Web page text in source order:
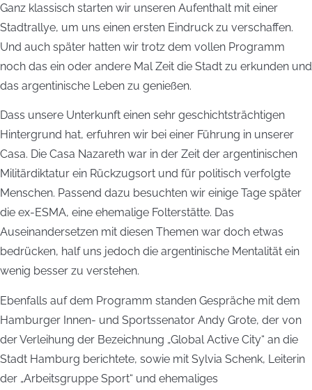
Ganz klassisch starten wir unseren Aufenthalt mit einer
Stadtrallye, um uns einen ersten Eindruck zu verschaffen.
Und auch später hatten wir trotz dem vollen Programm
noch das ein oder andere Mal Zeit die Stadt zu erkunden und
das argentinische Leben zu genießen.
Dass unsere Unterkunft einen sehr geschichtsträchtigen
Hintergrund hat, erfuhren wir bei einer Führung in unserer
Casa. Die Casa Nazareth war in der Zeit der argentinischen
Militärdiktatur ein Rückzugsort und für politisch verfolgte
Menschen. Passend dazu besuchten wir einige Tage später
die ex-ESMA, eine ehemalige Folterstätte. Das
Auseinandersetzen mit diesen Themen war doch etwas
bedrücken, half uns jedoch die argentinische Mentalität ein
wenig besser zu verstehen.
Ebenfalls auf dem Programm standen Gespräche mit dem
Hamburger Innen- und Sportssenator Andy Grote, der von
der Verleihung der Bezeichnung „Global Active City“ an die
Stadt Hamburg berichtete, sowie mit Sylvia Schenk, Leiterin
der „Arbeitsgruppe Sport“ und ehemaliges